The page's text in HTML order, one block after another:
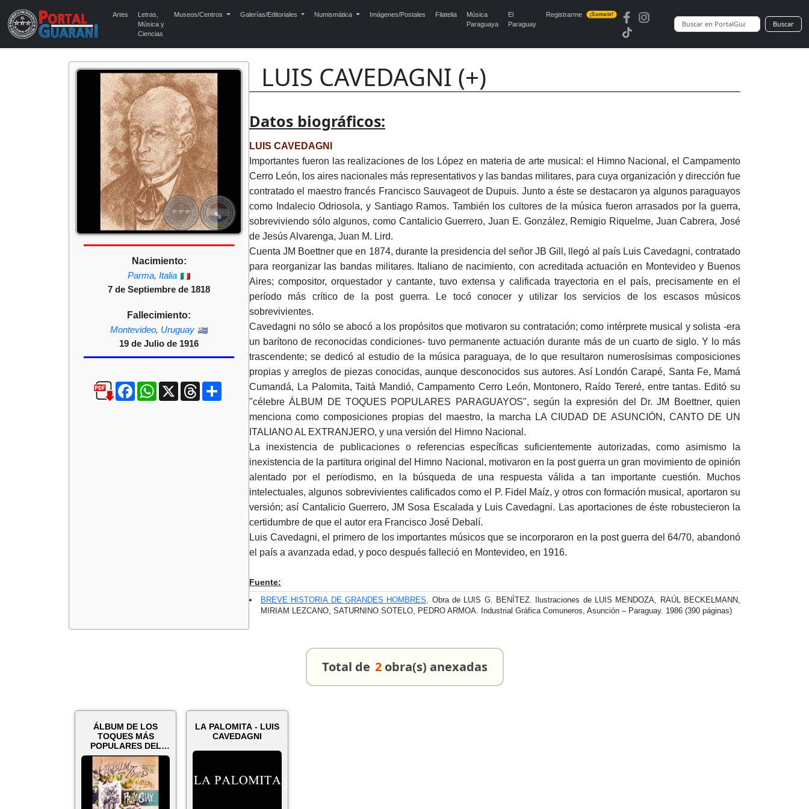
Artes
Letras,
Música y
Ciencias
Museos/Centros Galerías/Editoriales Numismática Imágenes/Postales Filatelia
Música
Paraguaya
El
Paraguay
Registrarme ¡Sumate!
Buscar
LUIS CAVEDAGNI (+)
Nacimiento:
Parma, Italia
7 de Septiembre de 1818
Fallecimiento:
Montevideo, Uruguay
19 de Julio de 1916
FacebookWhatsApp
X ThreadsCompartir
Datos biográficos:
LUIS CAVEDAGNI
Importantes fueron las realizaciones de los López en materia de arte musical: el Himno Nacional, el Campamento
Cerro León, los aires nacionales más representativos y las bandas militares, para cuya organización y dirección fue
contratado el maestro francés Francisco Sauvageot de Dupuis. Junto a éste se destacaron ya algunos paraguayos
como Indalecio Odriosola, y Santiago Ramos. También los cultores de la música fueron arrasados por la guerra,
sobreviviendo sólo algunos, como Cantalicio Guerrero, Juan E. González, Remigio Riquelme, Juan Cabrera, José
de Jesús Alvarenga, Juan M. Lird.
Cuenta JM Boettner que en 1874, durante la presidencia del señor JB Gill, llegó al país Luis Cavedagni, contratado
para reorganizar las bandas militares. Italiano de nacimiento, con acreditada actuación en Montevideo y Buenos
Aires; compositor, orquestador y cantante, tuvo extensa y calificada trayectoria en el país, precisamente en el
período más crítico de la post guerra. Le tocó conocer y utilizar los servicios de los escasos músicos
sobrevivientes.
Cavedagni no sólo se abocó a los propósitos que motivaron su contratación; como intérprete musical y solista -era
un barítono de reconocidas condiciones- tuvo permanente actuación durante más de un cuarto de siglo. Y lo más
trascendente; se dedicó al estudio de la música paraguaya, de lo que resultaron numerosísimas composiciones
propias y arreglos de piezas conocidas, aunque desconocidos sus autores. Así Londón Carapé, Santa Fe, Mamá
Cumandá, La Palomita, Taitá Mandió, Campamento Cerro León, Montonero, Raído Tereré, entre tantas. Editó su
"célebre ÁLBUM DE TOQUES POPULARES PARAGUAYOS", según la expresión del Dr. JM Boettner, quien
menciona como composiciones propias del maestro, la marcha LA CIUDAD DE ASUNCIÓN, CANTO DE UN
ITALIANO AL EXTRANJERO, y una versión del Himno Nacional.
La inexistencia de publicaciones o referencias específicas suficientemente autorizadas, como asimismo la
inexistencia de la partitura original del Himno Nacional, motivaron en la post guerra un gran movimiento de opinión
alentado por el periodismo, en la búsqueda de una respuesta válida a tan importante cuestión. Muchos
intelectuales, algunos sobrevivientes calificados como el P. Fidel Maíz, y otros con formación musical, aportaron su
versión; así Cantalicio Guerrero, JM Sosa Escalada y Luis Cavedagni. Las aportaciones de éste robustecieron la
certidumbre de que el autor era Francisco José Debalí.
Luis Cavedagni, el primero de los importantes músicos que se incorporaron en la post guerra del 64/70, abandonó
el país a avanzada edad, y poco después falleció en Montevideo, en 1916.
Fuente:
BREVE HISTORIA DE GRANDES HOMBRES. Obra de LUIS G. BENÍTEZ. Ilustraciones de LUIS MENDOZA, RAÚL BECKELMANN,
MIRIAM LEZCANO, SATURNINO SOTELO, PEDRO ARMOA. Industrial Gráfica Comuneros, Asunción – Paraguay. 1986 (390 páginas)
Total de 2 obra(s) anexadas
ÁLBUM DE LOS
TOQUES MÁS
POPULARES DEL
PARAGUAY - Autor:
LUIS CAVE...
LA PALOMITA - LUIS
CAVEDAGNI